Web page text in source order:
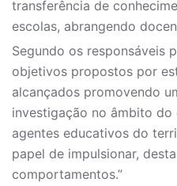
transferência de
escolas, abrangendo
Segundo os responsáveis
objetivos propostos por
alcançados promovendo
investigação no âmbito
agentes educativos do
papel de impulsionar,
comportamentos.”